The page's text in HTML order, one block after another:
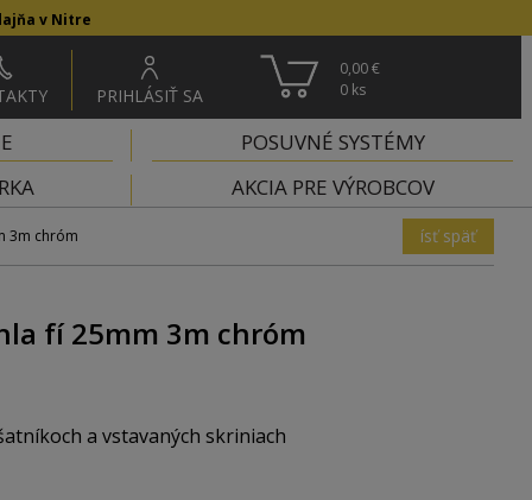
v Nitre
PRIHLÁSIŤ SA
0,00 €
0 ks
POSUVNÉ SYSTÉMY
AKCIA PRE VÝROBCOV
3m chróm ísť späť
fí 25mm 3m chróm
a vstavaných skriniach